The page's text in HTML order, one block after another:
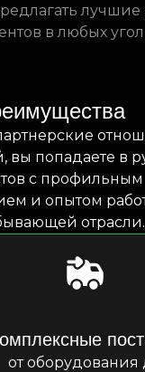
в любых
вы попадаете в
с профильным
и опытом
отрасли.
от оборудования